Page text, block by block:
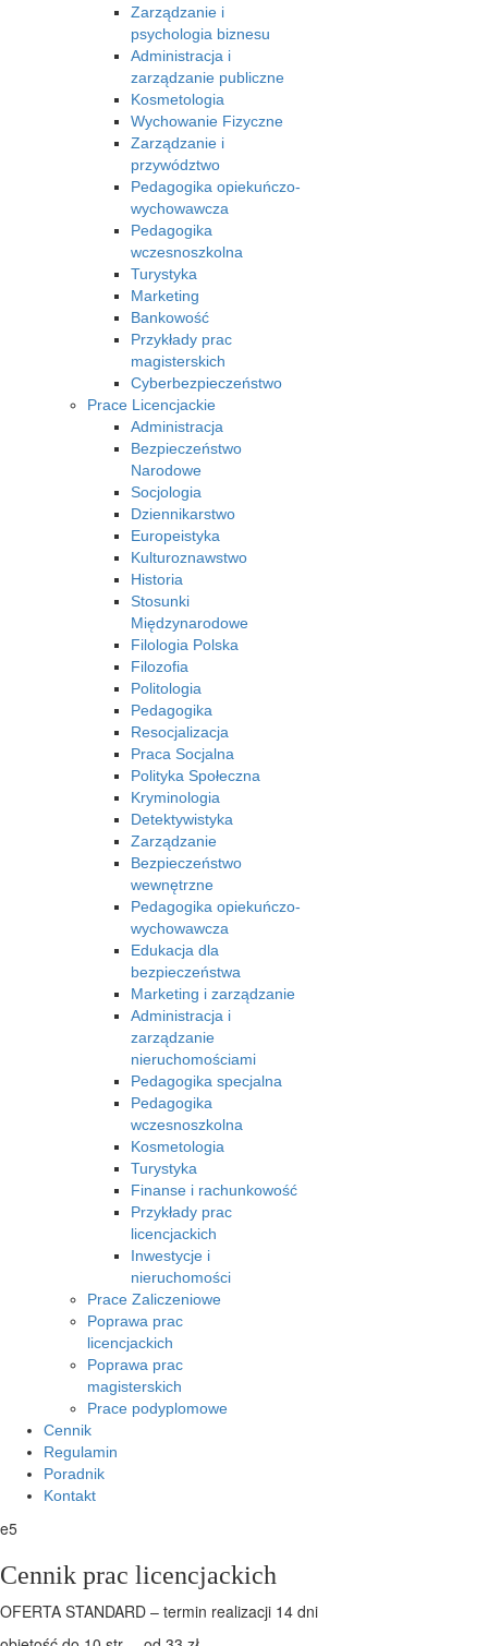
Zarządzanie i
psychologia biznesu
Administracja i
zarządzanie publiczne
Kosmetologia
Wychowanie Fizyczne
Zarządzanie i
przywództwo
Pedagogika opiekuńczo-
wychowawcza
Pedagogika
wczesnoszkolna
Turystyka
Marketing
Bankowość
Przykłady prac
magisterskich
Cyberbezpieczeństwo
Prace Licencjackie
Administracja
Bezpieczeństwo
Narodowe
Socjologia
Dziennikarstwo
Europeistyka
Kulturoznawstwo
Historia
Stosunki
Międzynarodowe
Filologia Polska
Filozofia
Politologia
Pedagogika
Resocjalizacja
Praca Socjalna
Polityka Społeczna
Kryminologia
Detektywistyka
Zarządzanie
Bezpieczeństwo
wewnętrzne
Pedagogika opiekuńczo-
wychowawcza
Edukacja dla
bezpieczeństwa
Marketing i zarządzanie
Administracja i
zarządzanie
nieruchomościami
Pedagogika specjalna
Pedagogika
wczesnoszkolna
Kosmetologia
Turystyka
Finanse i rachunkowość
Przykłady prac
licencjackich
Inwestycje i
nieruchomości
Prace Zaliczeniowe
Poprawa prac
licencjackich
Poprawa prac
magisterskich
Prace podyplomowe
Cennik
Regulamin
Poradnik
Kontakt
e5
Cennik prac licencjackich
OFERTA STANDARD – termin realizacji 14 dni